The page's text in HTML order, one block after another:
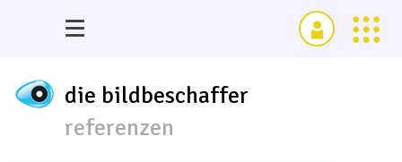
die bildbeschaffer
referenzen